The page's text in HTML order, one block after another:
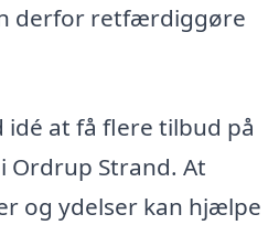
derfor retfærdiggøre
idé at få flere tilbud på
Strand. At
og ydelser kan hjælpe